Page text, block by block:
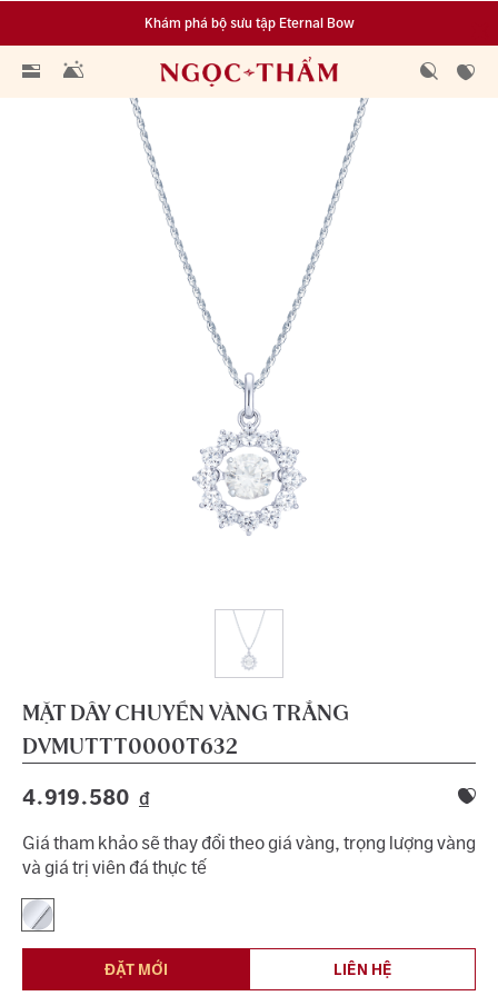
Khám phá bộ sưu tập Eternal Bow
Đa dạng lựa chọn tích luỹ từ 0.1 chỉ vàng 999.9
MẶT DÂY CHUYỀN VÀNG TRẮNG
DVMUTTT0000T632
4.919.580 đ
Giá tham khảo sẽ thay đổi theo giá vàng, trọng lượng vàng
và giá trị viên đá thực tế
ĐẶT MỚI LIÊN HỆ